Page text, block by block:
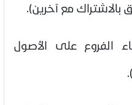
مع آخرين).
الفروع على الأصول